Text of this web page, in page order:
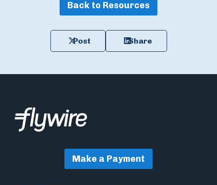
Back to Resources
Post Share
Make a Payment